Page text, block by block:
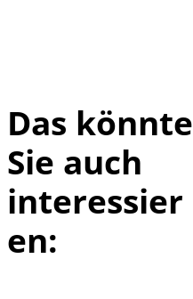
Das könnte
Sie auch
interessier
en: